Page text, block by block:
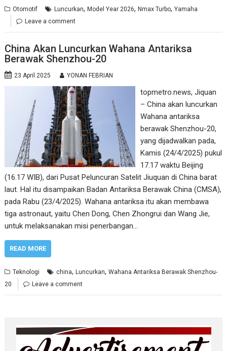
Otomotif Luncurkan,Model Year 2026,Nmax Turbo,Yamaha
Leave a comment
China Akan Luncurkan Wahana Antariksa
Berawak Shenzhou-20
23 April 2025 YONAN FEBRIAN
topmetro.news, Jiquan
– China akan luncurkan
Wahana antariksa
berawak Shenzhou-20,
yang dijadwalkan pada,
Kamis (24/4/2025) pukul
17.17 waktu Beijing
(16.17 WIB), dari Pusat Peluncuran Satelit Jiuquan di China barat
laut. Hal itu disampaikan Badan Antariksa Berawak China (CMSA),
pada Rabu (23/4/2025). Wahana antariksa itu akan membawa
tiga astronaut, yaitu Chen Dong, Chen Zhongrui dan Wang Jie,
untuk melaksanakan misi penerbangan…
READ MORE
Teknologi china,Luncurkan,Wahana Antariksa Berawak Shenzhou-
20
Leave a comment